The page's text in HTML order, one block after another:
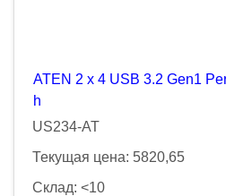
ATEN 2 x 4 USB 3.2 Gen1
h
US234-AT
Текущая цена: 5820,65
Склад: <10